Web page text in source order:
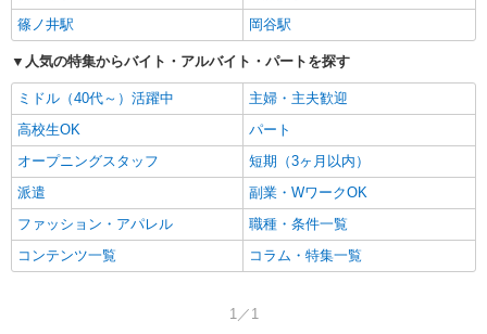
篠ノ井駅
岡谷駅
人気の特集からバイト・アルバイト・パートを探す
ミドル（40代～）活躍中
主婦・主夫歓迎
高校生OK
パート
オープニングスタッフ
短期（3ヶ月以内）
派遣
副業・WワークOK
ファッション・アパレル
職種・条件一覧
コンテンツ一覧
コラム・特集一覧
1／1